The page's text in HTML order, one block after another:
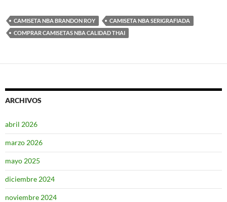
CAMISETA NBA BRANDON ROY
CAMISETA NBA SERIGRAFIADA
COMPRAR CAMISETAS NBA CALIDAD THAI
ARCHIVOS
abril 2026
marzo 2026
mayo 2025
diciembre 2024
noviembre 2024